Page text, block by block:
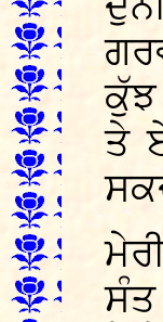
ਤੇ
ਸੰਤ